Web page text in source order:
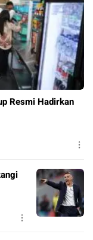
Resmi Hadirkan